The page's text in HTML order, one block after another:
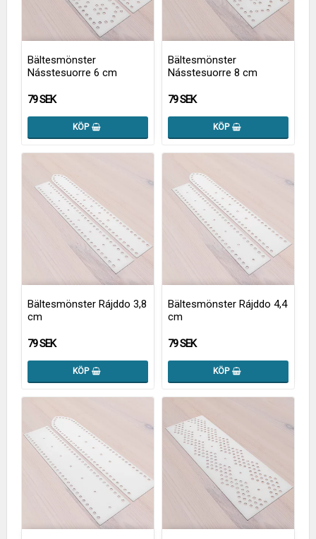
Bältesmönster
Násstesuorre 6 cm
79 SEK
KÖP
Bältesmönster
Násstesuorre 8 cm
79 SEK
KÖP
Bältesmönster Rájddo 3,8
cm
79 SEK
KÖP
Bältesmönster Rájddo 4,4
cm
79 SEK
KÖP